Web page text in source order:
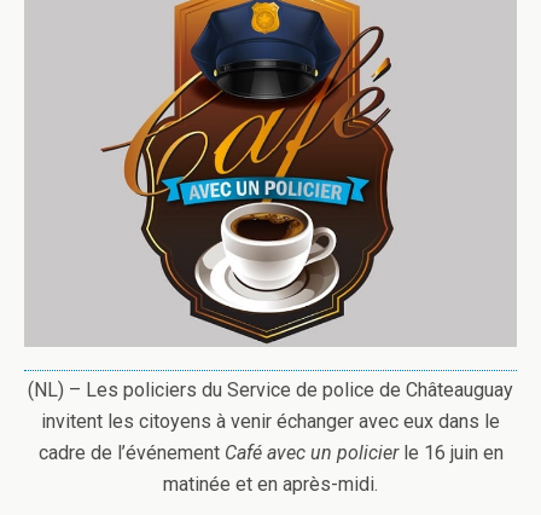
(NL) – Les policiers du Service de police de Châteauguay
invitent les citoyens à venir échanger avec eux dans le
cadre de l’événement Café avec un policierle 16 juin en
matinée et en après-midi.